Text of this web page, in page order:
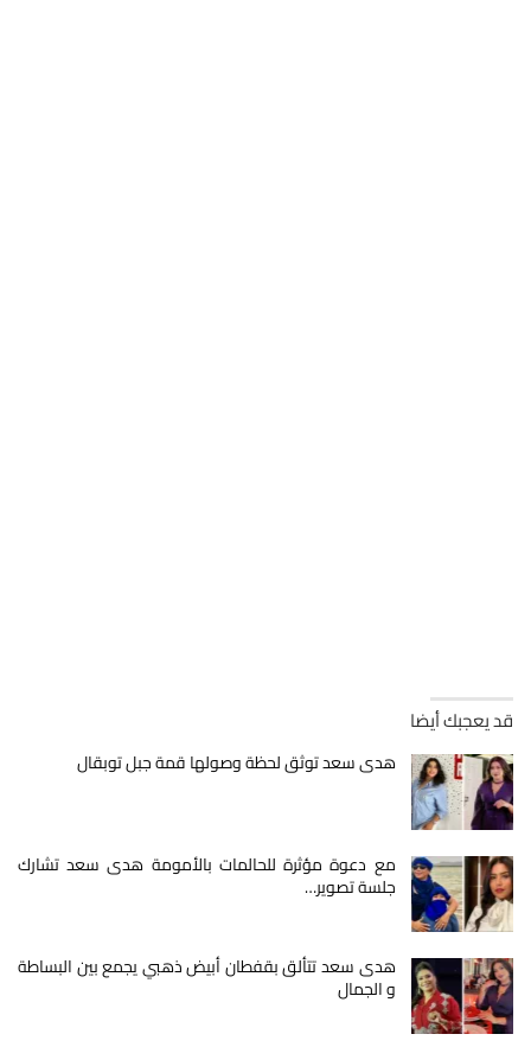
قد يعجبك أيضا
هدى سعد توثق لحظة وصولها قمة جبل توبقال
مع دعوة مؤثرة للحالمات بالأمومة هدى سعد تشارك
جلسة تصوير…
هدى سعد تتألق بقفطان أبيض ذهبي يجمع بين البساطة
و الجمال